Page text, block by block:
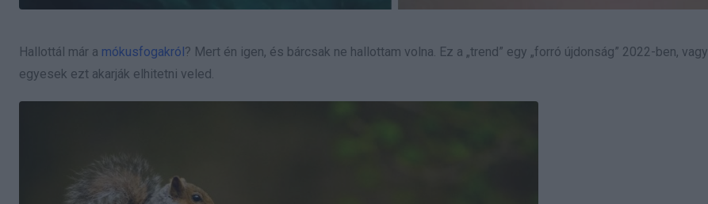
Hallottál már a mókusfogakról? Mert én igen, és bárcsak ne hallottam volna. Ez a „trend” egy „forró újdonság” 2022-ben,
egyesek ezt akarják elhitetni veled.